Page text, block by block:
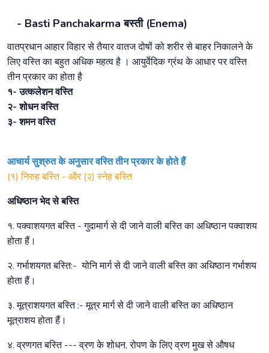
- Basti Panchakarma बस्ती (Enema)
वातप्रधान आहार विहार से तैयार वातज दोषों को शरीर से बाहर निकालने के
लिए वस्ति का बहुत अधिक महत्व है । आयुर्वेदिक ग्रंथ के आधार पर वस्ति
तीन प्रकार का होता है
१- उत्कलेशन वस्ति
२- शोधन वस्ति
३- शमन वस्ति
आचार्य सुश्रुत के अनुसार वस्ति तीन प्रकार के होते हैं
(१) निरुह बस्ति - और (२) स्नेह बस्ति
अधिष्ठान भेद से बस्ति
१. पक्वाशयगत बस्ति - गुदामार्ग से दी जाने वाली बस्ति का अधिष्ठान पक्वाशय
होता हैं।
२. गर्भाशयगत बस्ति:- योनि मार्ग से दी जाने वाली बस्ति का अधिष्ठान गर्भाशय
होता हैं।
३. मूत्राशयगत बस्ति :- मूत्र मार्ग से दी जाने वाली बस्ति का अधिष्ठान
मूत्राशय होता हैं।
४. व्रणगत बस्ति --- व्रण के शोधन, रोपण के लिए व्रण मुख से औषध